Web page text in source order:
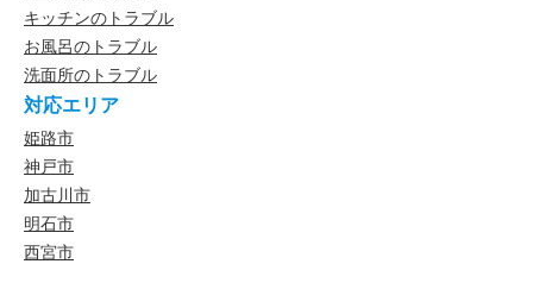
キッチンのトラブル
お風呂のトラブル
洗面所のトラブル
対応エリア
姫路市
神戸市
加古川市
明石市
西宮市